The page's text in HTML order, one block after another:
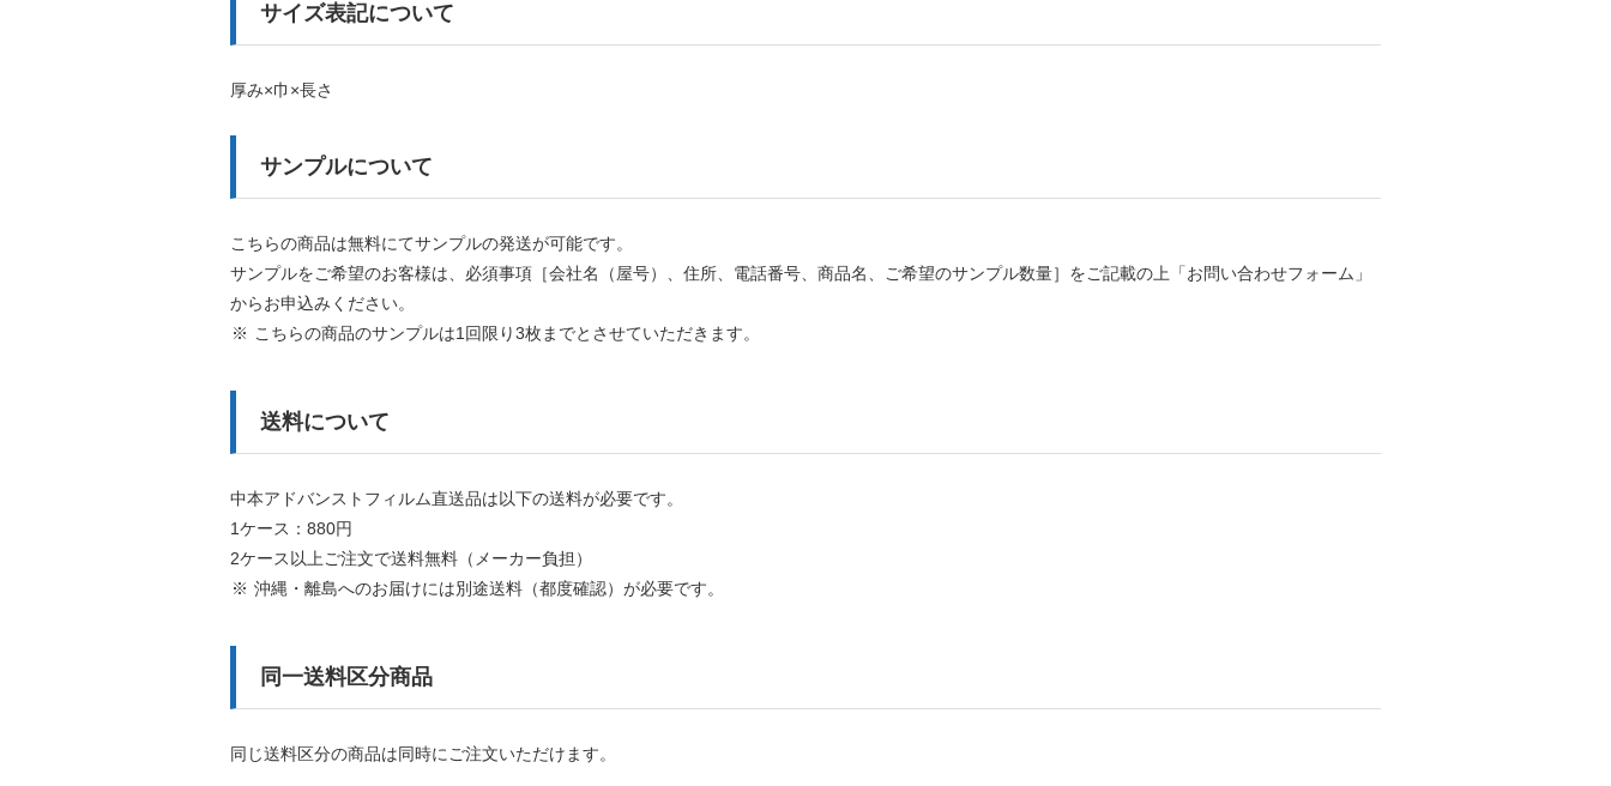
サイズ表記について
厚み×巾×長さ
サンプルについて
こちらの商品は無料にてサンプルの発送が可能です。
サンプルをご希望のお客様は、必須事項［会社名（屋号）、住所、電話番号、商品名、ご希望のサンプル数量］をご記載の上「お問い合わせフォーム」
からお申込みください。
こちらの商品のサンプルは1回限り3枚までとさせていただきます。
送料について
中本アドバンストフィルム直送品は以下の送料が必要です。
1ケース：880円
2ケース以上ご注文で送料無料（メーカー負担）
沖縄・離島へのお届けには別途送料（都度確認）が必要です。
同一送料区分商品
同じ送料区分の商品は同時にご注文いただけます。